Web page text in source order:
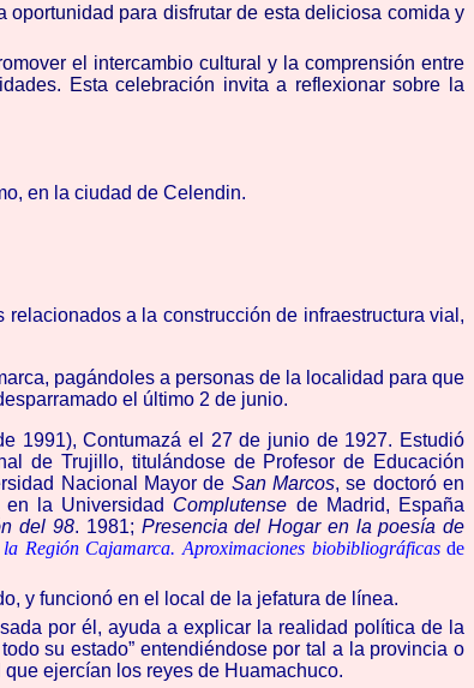
para disfrutar de esta deliciosa comida y
el intercambio cultural y la comprensión entre
Esta celebración invita a reflexionar sobre la
en la ciudad de Celendin.
a la construcción de infraestructura vial,
pagándoles a personas de la localidad para que
el último 2 de junio.
1991), Contumazá el 27 de junio de 1927. Estudió
de Trujillo, titulándose de Profesor de Educación
Nacional Mayor de San Marcos, se doctoró en
la Universidad Complutense de Madrid, España
del 98. 1981; Presencia del Hogar en la poesía de
la Región Cajamarca. Aproximaciones biobibliográficasde
y funcionó en el local de la jefatura de línea.
por él, ayuda a explicar la realidad política de la
su estado” entendiéndose por tal a la provincia o
ejercían los reyes de Huamachuco.